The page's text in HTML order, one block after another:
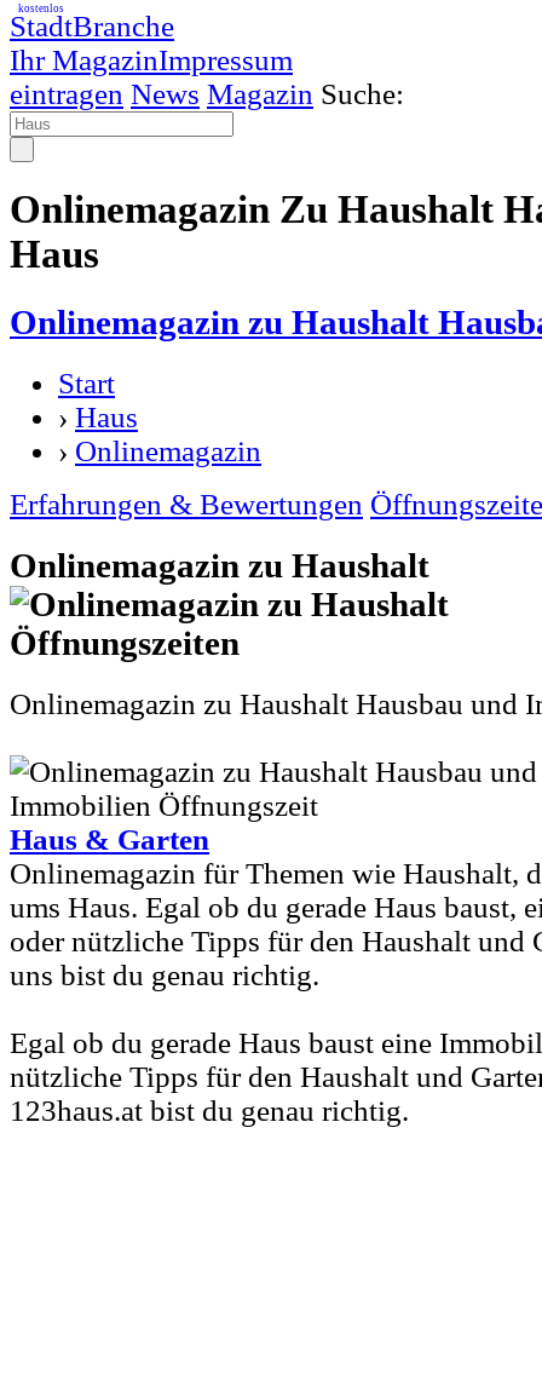
StadtBranche
Ihr MagazinImpressum
kostenlos
eintragen News Magazin Suche:
Onlinemagazin Zu Haushalt
Haus
Onlinemagazin zu Haushalt
Start
› Haus
› Onlinemagazin
Erfahrungen & Bewertungen
Onlinemagazin zu Haushalt
Onlinemagazin zu Haushalt Hausbau und
Haus & Garten
Onlinemagazin für Themen wie Haushalt,
ums Haus. Egal ob du gerade Haus baust,
oder nützliche Tipps für den Haushalt und
uns bist du genau richtig.
Egal ob du gerade Haus baust eine
nützliche Tipps für den Haushalt und
123haus.at bist du genau richtig.